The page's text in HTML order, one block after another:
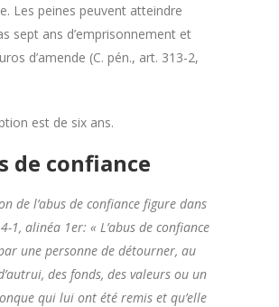
Les peines peuvent atteindre
sept ans d’emprisonnement et
d’amende (C. pén., art. 313-2,
est de six ans.
de confiance
de l’abus de confiance figure dans
1, alinéa 1er: « L’abus de confiance
une personne de détourner, au
des fonds, des valeurs ou un
qui lui ont été remis et qu’elle